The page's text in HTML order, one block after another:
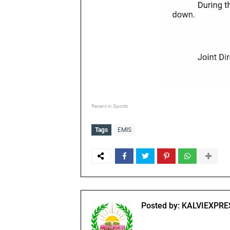
Recent in Sports
Tags EMIS
Posted by: